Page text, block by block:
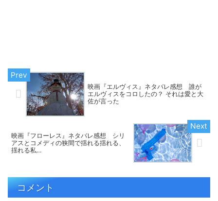
映画『エルヴィス』ネタバレ感想 誰が
エルヴィスをコロしたの？ それは愛と大
佐が言った
映画『フローレス』ネタバレ感想 シリ
アスとコメディの狭間で揺れる揺れる、
揺れる私…
コメント